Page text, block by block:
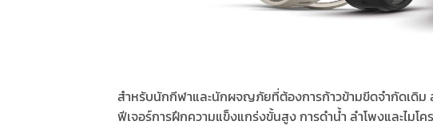
สำหรับนักกีฬาและนักผจญภัยที่ต้องการก้าวข้ามขีดจำกัดเดิม
ฟีเจอร์การฝึกความแข็งแกร่งขั้นสูง การดำน้ำ ลำโพงและไม